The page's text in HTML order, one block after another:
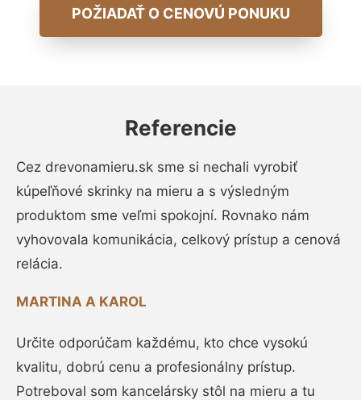
POŽIADAŤ O CENOVÚ PONUKU
Referencie
Cez drevonamieru.sk sme si nechali vyrobiť
kúpeľňové skrinky na mieru a s výsledným
produktom sme veľmi spokojní. Rovnako nám
vyhovovala komunikácia, celkový prístup a cenová
relácia.
MARTINA A KAROL
Určite odporúčam každému, kto chce vysokú
kvalitu, dobrú cenu a profesionálny prístup.
Potreboval som kancelársky stôl na mieru a tu